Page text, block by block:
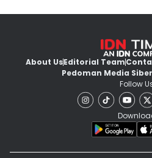
About UsEditorial Team
Pedoman Media Siber
Follow